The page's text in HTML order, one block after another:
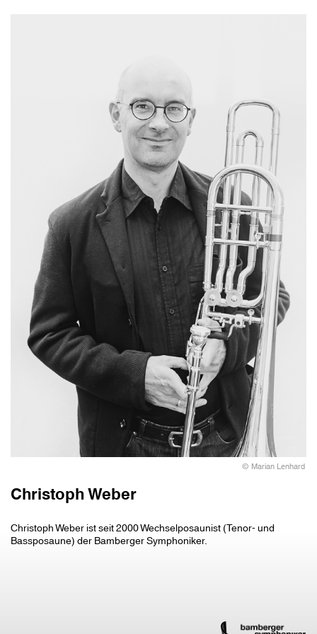
© Marian Lenhard
Christoph Weber
Christoph Weber ist seit 2000 Wechselposaunist (Tenor- und
Bassposaune) der Bamberger Symphoniker.